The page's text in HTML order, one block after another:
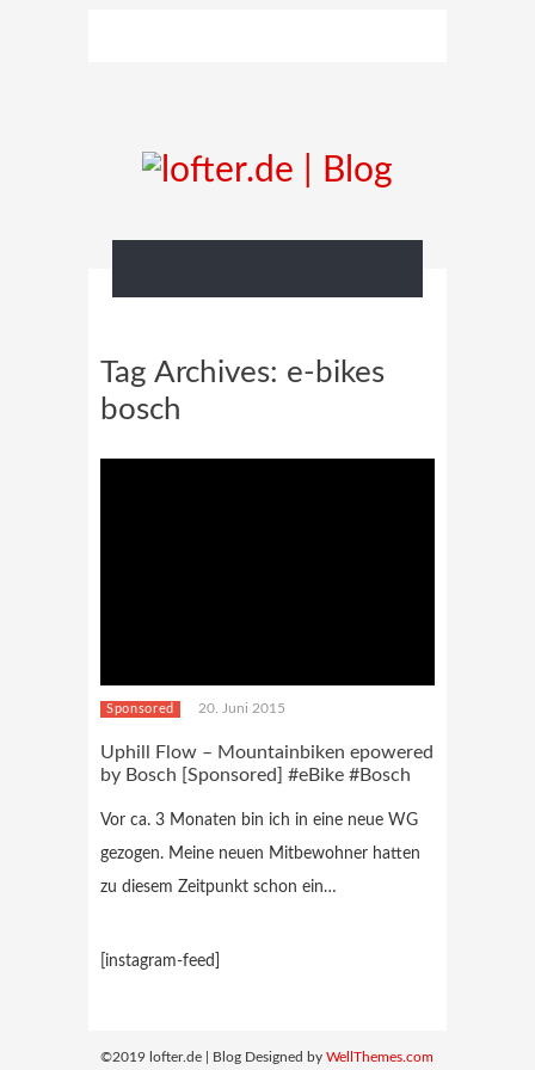
Tag Archives: e-bikes
bosch
Sponsored 20. Juni 2015
Uphill Flow – Mountainbiken epowered
by Bosch [Sponsored] #eBike #Bosch
Vor ca. 3 Monaten bin ich in eine neue WG
gezogen. Meine neuen Mitbewohner hatten
zu diesem Zeitpunkt schon ein…
[instagram-feed]
©2019 lofter.de | Blog Designed by WellThemes.com